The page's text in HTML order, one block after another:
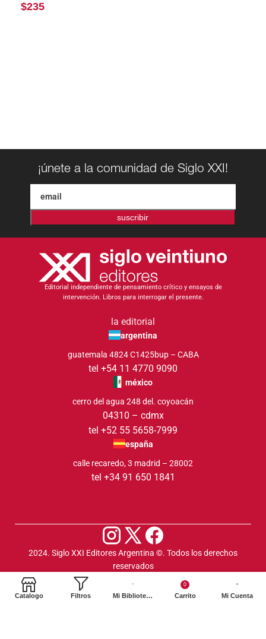
$235
¡únete a la comunidad de Siglo XXI!
suscribir
Editorial independiente de pensamiento crítico y ensayos de
intervención. Libros para interrogar el presente.
la editorial
argentina
guatemala 4824 C1425bup – CABA
tel +54 11 4770 9090
méxico
cerro del agua 248 del. coyoacán
04310 – cdmx
tel +52 55 5658-7999
españa
calle recaredo, 3 madrid – 28002
tel +34 91 650 1841
2024. Siglo XXI Editores Argentina ©️. Todos los derechos
reservados
Catalogo Filtros Mi Biblioteca
0
Carrito Mi Cuenta